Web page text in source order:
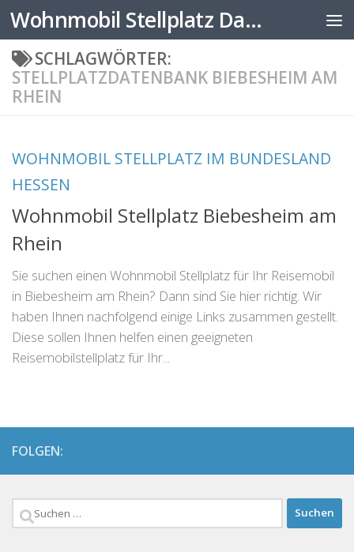
Zum Inhalt springen Wohnmobil Stellplatz Datenbank
SCHLAGWÖRTER:
STELLPLATZDATENBANK BIEBESHEIM AM
RHEIN
WOHNMOBIL STELLPLATZ IM BUNDESLAND
HESSEN
Wohnmobil Stellplatz Biebesheim am
Rhein
Sie suchen einen Wohnmobil Stellplatz für Ihr Reisemobil
in Biebesheim am Rhein? Dann sind Sie hier richtig. Wir
haben Ihnen nachfolgend einige Links zusammen gestellt.
Diese sollen Ihnen helfen einen geeigneten
Reisemobilstellplatz für Ihr...
FOLGEN:
Suchen